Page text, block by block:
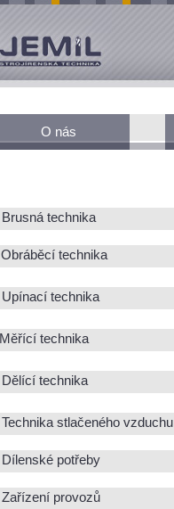
O nás
Brusná technika
Obráběcí technika
Upínací technika
Měřící technika
Dělící technika
Technika stlačeného vzduchu
Dílenské potřeby
Zařízení provozů